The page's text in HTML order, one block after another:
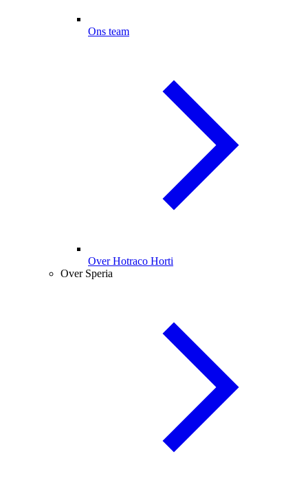
Ons team
Over Hotraco Horti
Over Speria